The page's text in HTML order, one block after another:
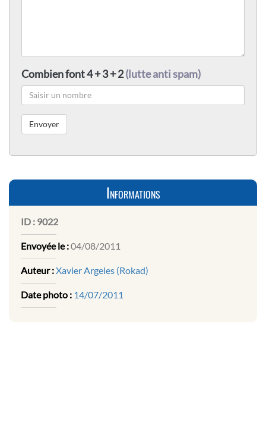
Combien font 4 + 3 + 2(lutte anti spam)
Informations
ID : 9022
Envoyée le :04/08/2011
Auteur :Xavier Argeles (Rokad)
Date photo : 14/07/2011